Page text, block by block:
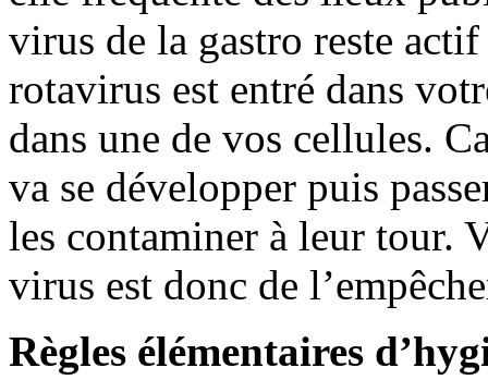
virus de la gastro reste
rotavirus est entré dans
dans une de vos cellules.
va se développer puis
les contaminer à leur tour.
virus est donc de
Règles élémentaires